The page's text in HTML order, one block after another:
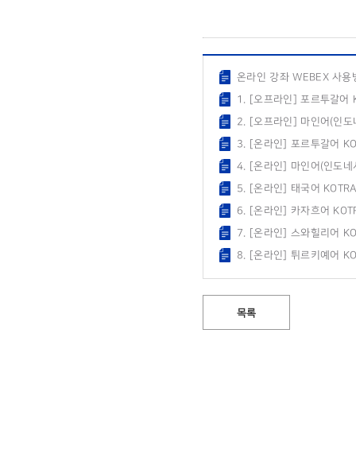
온라인 강좌 WEBEX 사
1. [오프라인] 포르투갈어
2. [오프라인] 마인어(인
3. [온라인] 포르투갈어
4. [온라인] 마인어(인도
5. [온라인] 태국어
6. [온라인] 카자흐어
7. [온라인] 스와힐리어
8. [온라인] 튀르키예어
목록